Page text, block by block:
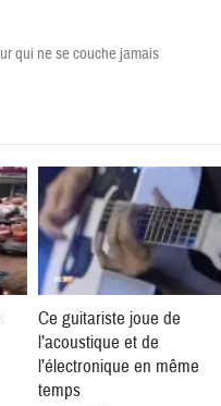
qui ne se couche jamais
Ce guitariste joue de
l’acoustique et de
l’électronique en même
temps